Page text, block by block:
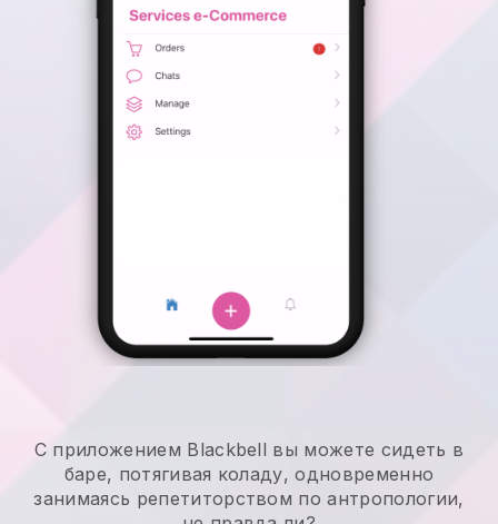
С приложением Blackbell вы можете сидеть в
баре, потягивая коладу, одновременно
занимаясь репетиторством по антропологии,